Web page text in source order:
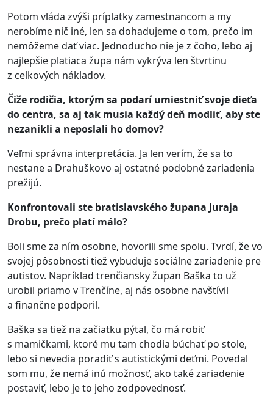
Potom vláda zvýši príplatky zamestnancom a my
nerobíme nič iné, len sa dohadujeme o tom, prečo im
nemôžeme dať viac. Jednoducho nie je z čoho, lebo aj
najlepšie platiaca župa nám vykrýva len štvrtinu
z celkových nákladov.
Čiže rodičia, ktorým sa podarí umiestniť svoje dieťa
do centra, sa aj tak musia každý deň modliť, aby ste
nezanikli a neposlali ho domov?
Veľmi správna interpretácia. Ja len verím, že sa to
nestane a Drahuškovo aj ostatné podobné zariadenia
prežijú.
Konfrontovali ste bratislavského župana Juraja
Drobu, prečo platí málo?
Boli sme za ním osobne, hovorili sme spolu. Tvrdí, že vo
svojej pôsobnosti tiež vybuduje sociálne zariadenie pre
autistov. Napríklad trenčiansky župan Baška to už
urobil priamo v Trenčíne, aj nás osobne navštívil
a finančne podporil.
Baška sa tiež na začiatku pýtal, čo má robiť
s mamičkami, ktoré mu tam chodia búchať po stole,
lebo si nevedia poradiť s autistickými deťmi. Povedal
som mu, že nemá inú možnosť, ako také zariadenie
postaviť, lebo je to jeho zodpovednosť.